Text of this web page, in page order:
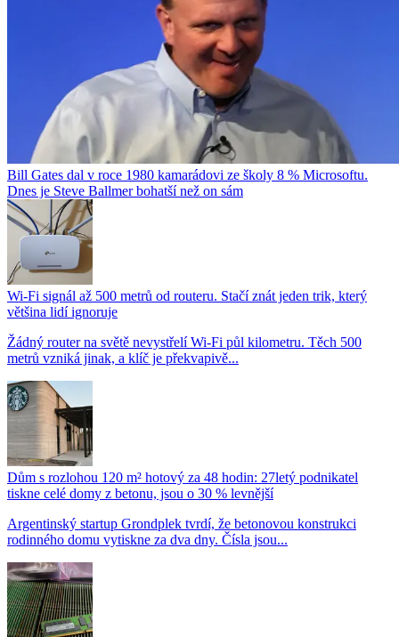
Bill Gates dal v roce 1980 kamarádovi ze školy 8 % Microsoftu.
Dnes je Steve Ballmer bohatší než on sám
Wi-Fi signál až 500 metrů od routeru. Stačí znát jeden trik, který
většina lidí ignoruje
Žádný router na světě nevystřelí Wi-Fi půl kilometru. Těch 500
metrů vzniká jinak, a klíč je překvapivě...
Dům s rozlohou 120 m² hotový za 48 hodin: 27letý podnikatel
tiskne celé domy z betonu, jsou o 30 % levnější
Argentinský startup Grondplek tvrdí, že betonovou konstrukci
rodinného domu vytiskne za dva dny. Čísla jsou...